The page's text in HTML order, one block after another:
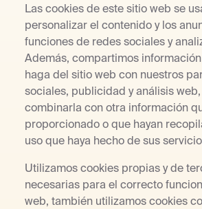
Las cookies de este sitio web se
personalizar el contenido y los
funciones de redes sociales y
Además, compartimos
haga del sitio web con nuestros
sociales, publicidad y análisis
combinarla con otra información
proporcionado o que hayan
uso que haya hecho de sus
Utilizamos cookies propias y de
necesarias para el correcto
web, también utilizamos cookies